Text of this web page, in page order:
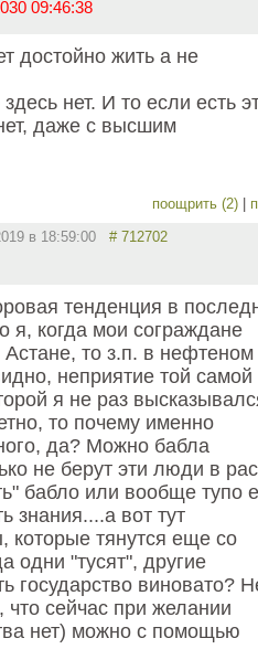
09:46:38
достойно жить а не
нет. И то если есть
даже с высшим
поощрить (2)
в 18:59:00 # 712702
тенденция в
я, когда мои сограждане
Астане, то з.п. в нефтеном
неприятие той самой
я не раз
то почему именно
да? Можно бабла
не берут эти люди в
бабло или вообще тупо
знания....а вот тут
которые тянутся еще со
одни "тусят", другие
государство виновато?
сейчас при желании
нет) можно с помощью